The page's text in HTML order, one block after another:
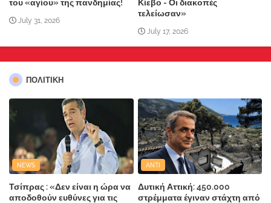
του «αγίου» της πανδημίας!
July 31, 2026
Κίεβο - Οι διακοπές
τελείωσαν»
July 17, 2026
ΠΟΛΙΤΙΚΗ
NEWS
Τσίπρας : «Δεν είναι η ώρα να
αποδοθούν ευθύνες για τις
ANTI
Δυτική Αττική: 450.000
στρέμματα έγιναν στάχτη από